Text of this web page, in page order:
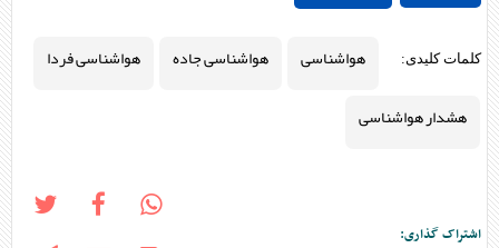
کلمات کلیدی: هواشناسی هواشناسی جاده
هواشناسی فردا
هشدار هواشناسی
اشتراک گذاری: